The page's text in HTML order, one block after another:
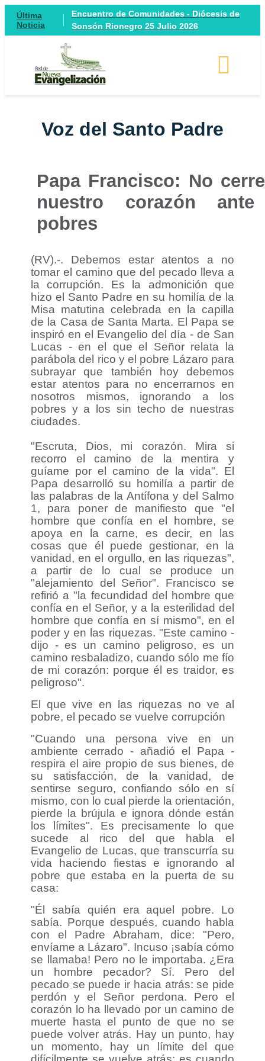
Última
Noticia
Encuentro de Comunidades - Diócesis de
Sonsón Rionegro 25 Julio 2026
Voz del Santo Padre
Papa Francisco: No
nuestro corazón
pobres
(RV).-. Debemos estar atentos a no
tomar el camino que del pecado lleva a
la corrupción. Es la admonición que
hizo el Santo Padre en su homilía de la
Misa matutina celebrada en la capilla
de la Casa de Santa Marta. El Papa se
inspiró en el Evangelio del día - de San
Lucas - en el que el Señor relata la
parábola del rico y el pobre Lázaro para
subrayar que también hoy debemos
estar atentos para no encerrarnos en
nosotros mismos, ignorando a los
pobres y a los sin techo de nuestras
ciudades.
"Escruta, Dios, mi corazón. Mira si
recorro el camino de la mentira y
guíame por el camino de la vida". El
Papa desarrolló su homilía a partir de
las palabras de la Antífona y del Salmo
1, para poner de manifiesto que "el
hombre que confía en el hombre, se
apoya en la carne, es decir, en las
cosas que él puede gestionar, en la
vanidad, en el orgullo, en las riquezas",
a partir de lo cual se produce un
"alejamiento del Señor". Francisco se
refirió a "la fecundidad del hombre que
confía en el Señor, y a la esterilidad del
hombre que confía en sí mismo", en el
poder y en las riquezas. "Este camino -
dijo - es un camino peligroso, es un
camino resbaladizo, cuando sólo me fío
de mi corazón: porque él es traidor, es
peligroso".
El que vive en las riquezas no ve al
pobre, el pecado se vuelve corrupción
"Cuando una persona vive en un
ambiente cerrado - añadió el Papa -
respira el aire propio de sus bienes, de
su satisfacción, de la vanidad, de
sentirse seguro, confiando sólo en sí
mismo, con lo cual pierde la orientación,
pierde la brújula e ignora dónde están
los límites". Es precisamente lo que
sucede al rico del que habla el
Evangelio de Lucas, que transcurría su
vida haciendo fiestas e ignorando al
pobre que estaba en la puerta de su
casa:
"Él sabía quién era aquel pobre. Lo
sabía. Porque después, cuando habla
con el Padre Abraham, dice: "Pero,
envíame a Lázaro". Incuso ¡sabía cómo
se llamaba! Pero no le importaba. ¿Era
un hombre pecador? Sí. Pero del
pecado se puede ir hacia atrás: se pide
perdón y el Señor perdona. Pero el
corazón lo ha llevado por un camino de
muerte hasta el punto de que no se
puede volver atrás. Hay un punto, hay
un momento, hay un límite del que